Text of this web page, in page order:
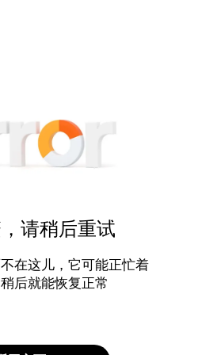
请稍后重试
在这儿，它可能正忙着
后就能恢复正常